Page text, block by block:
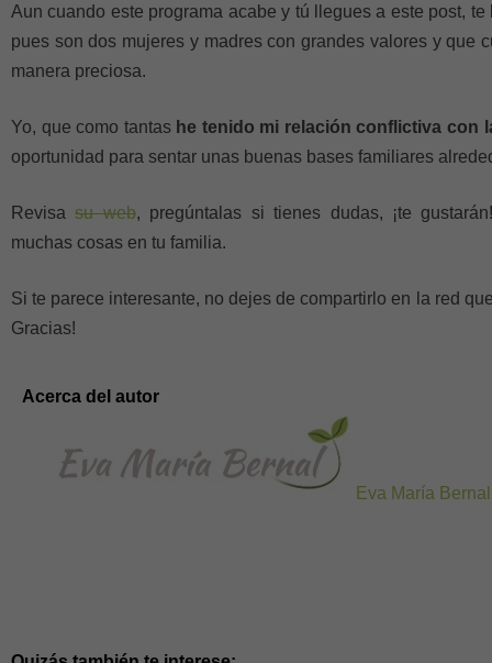
Aun cuando este programa acabe y tú llegues a este post,
pues son dos mujeres y madres con grandes valores y que
manera preciosa.
Yo, que como tantas he tenido mi relación conflictiva con
oportunidad para sentar unas buenas bases familiares
Revisasu web, pregúntalas si tienes dudas, ¡te
muchas cosas en tu familia.
Si te parece interesante, no dejes de compartirlo en la red
Gracias!
Acerca del autor
Eva María Bernal